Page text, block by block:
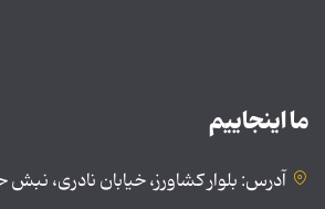
ما اینجاییم
آدرس: بلوار کشاورز، خیابان نادری،